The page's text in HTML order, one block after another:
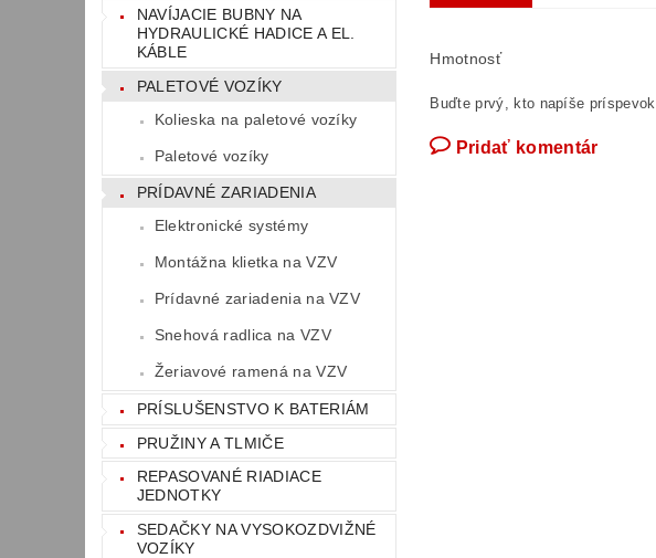
NAVÍJACIE BUBNY NA
HYDRAULICKÉ HADICE A EL.
KÁBLE
PALETOVÉ VOZÍKY
Kolieska na paletové vozíky
Paletové vozíky
PRÍDAVNÉ ZARIADENIA
Elektronické systémy
Montážna klietka na VZV
Prídavné zariadenia na VZV
Snehová radlica na VZV
Žeriavové ramená na VZV
PRÍSLUŠENSTVO K BATERIÁM
PRUŽINY A TLMIČE
REPASOVANÉ RIADIACE
JEDNOTKY
SEDAČKY NA VYSOKOZDVIŽNÉ
VOZÍKY
Hmotnosť
Buďte prvý, kto napíše
Pridať komentár